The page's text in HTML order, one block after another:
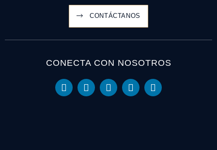
CONTÁCTANOS
CONECTA CON NOSOTROS